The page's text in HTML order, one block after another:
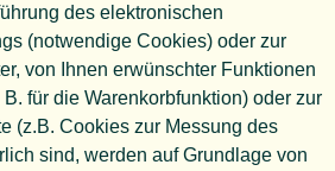
des elektronischen
(notwendige Cookies) oder zur
von Ihnen erwünschter Funktionen
für die Warenkorbfunktion) oder zur
(z.B. Cookies zur Messung des
sind, werden auf Grundlage von